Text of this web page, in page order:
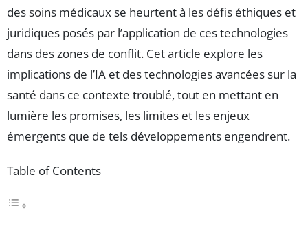
des soins médicaux se heurtent à les défis éthiques et
juridiques posés par l’application de ces technologies
dans des zones de conflit. Cet article explore les
implications de l’IA et des technologies avancées sur la
santé dans ce contexte troublé, tout en mettant en
lumière les promises, les limites et les enjeux
émergents que de tels développements engendrent.
Table of Contents